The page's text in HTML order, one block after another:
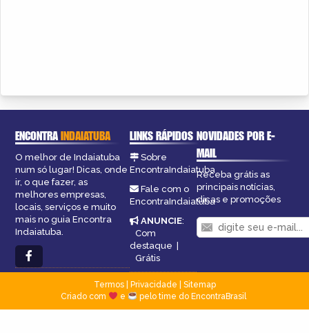
ENCONTRAINDAIATUBA
O melhor de Indaiatuba
num só lugar! Dicas, onde
ir, o que fazer, as
melhores empresas,
locais, serviços e muito
mais no guia Encontra
Indaiatuba.
LINKS RÁPIDOS
Sobre
EncontraIndaiatuba
Fale com o
EncontraIndaiatuba
ANUNCIE:
Com
destaque |
Grátis
NOVIDADES POR E-
MAIL
Receba grátis as
principais notícias,
dicas e promoções
Termos| Privacidade
Sitemap
Criado com
e pelo time do EncontraBrasil